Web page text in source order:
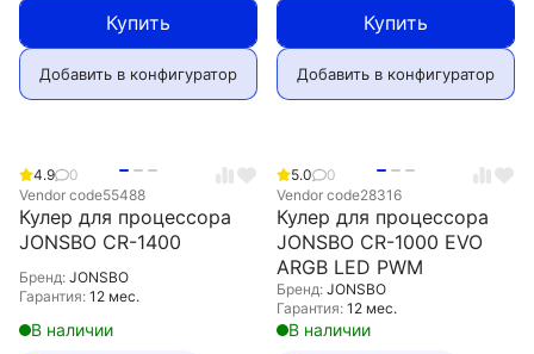
Купить
Добавить в конфигуратор
Купить
Добавить в конфигуратор
4.9
0
Vendor code55488
Кулер для процессора
JONSBO CR-1400
Бренд: JONSBO
Гарантия: 12 мес.
В наличии
5.0
0
Vendor code28316
Кулер для процессора
JONSBO CR-1000 EVO
ARGB LED PWM
Бренд: JONSBO
Гарантия: 12 мес.
В наличии